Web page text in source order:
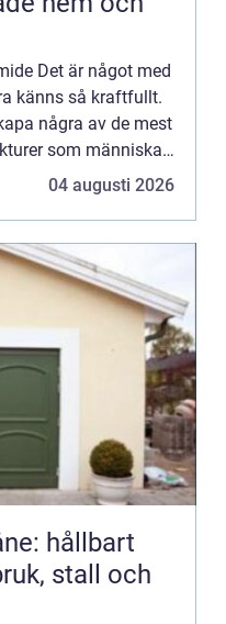
Det är något med
känns så kraftfullt.
några av de mest
som människan
vare en process so...
04 augusti 2026
hållbart
stall och